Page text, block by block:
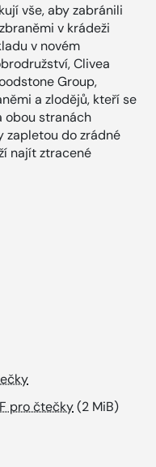
vše, aby zabránili
v krádeži
v novém
Clivea
Group,
a zlodějů, kteří se
obou stranách
zapletou do zrádné
najít ztracené
pro čtečky(2 MiB)